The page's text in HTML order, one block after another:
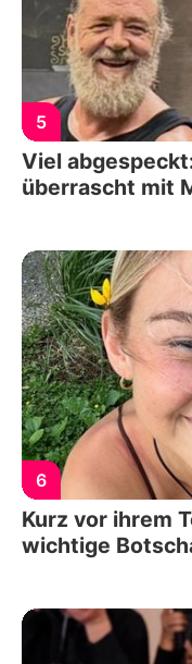
5
Viel
überrascht mit
6
Kurz vor ihrem
wichtige